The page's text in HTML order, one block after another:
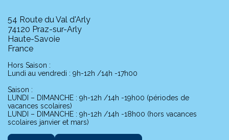
54 Route du Val d'Arly
74120 Praz-sur-Arly
Haute-Savoie
France
Hors Saison :
Lundi au vendredi : 9h-12h /14h -17h00
Saison :
LUNDI – DIMANCHE : 9h-12h /14h -19h00 (périodes de
vacances scolaires)
LUNDI – DIMANCHE : 9h-12h /14h -18h00 (hors vacances
scolaires janvier et mars)